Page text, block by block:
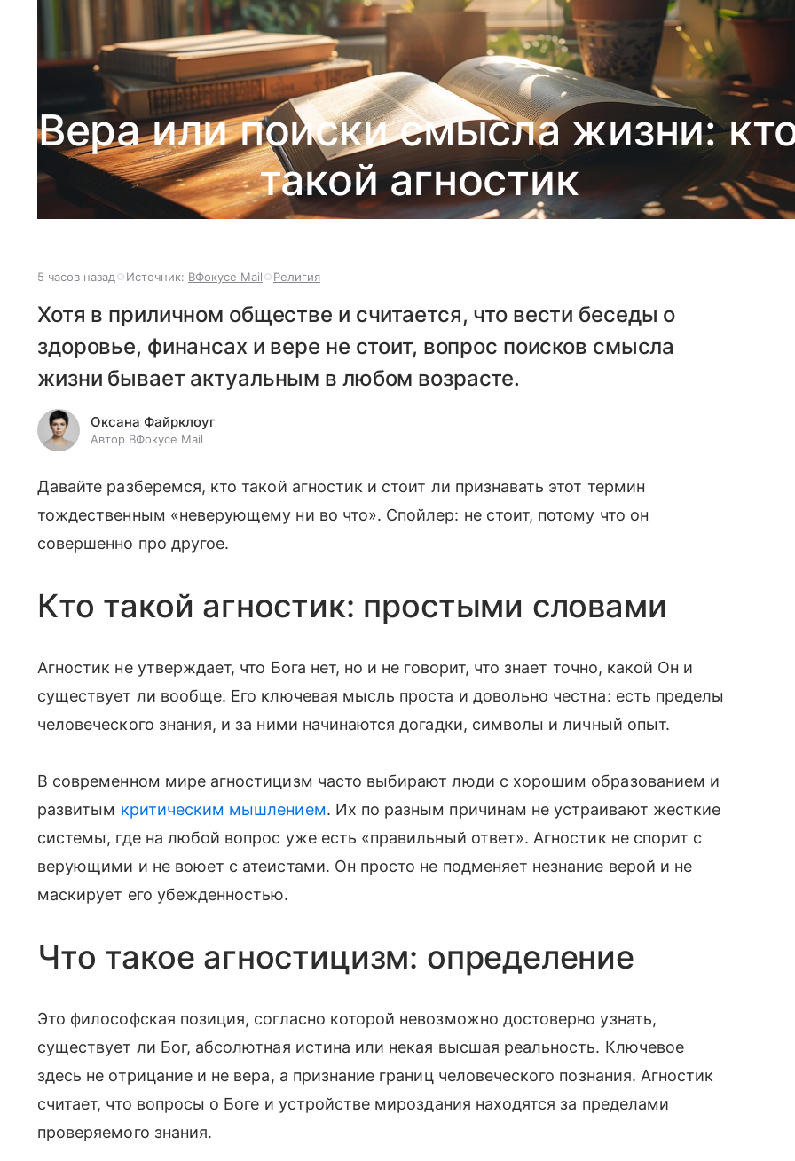
Вера или поиски смысла жизни:
такой агностик
5 часов назад Источник: ВФокусе Mail Религия
Хотя в приличном обществе и считается, что вести беседы о
здоровье, финансах и вере не стоит, вопрос поисков смысла
жизни бывает актуальным в любом возрасте.
Оксана Файрклоуг
Автор ВФокусе Mail
Давайте разберемся, кто такой агностик и стоит ли признавать этот термин
тождественным «неверующему ни во что». Спойлер: не стоит, потому что он
совершенно про другое.
Кто такой агностик: простыми словами
Агностик не утверждает, что Бога нет, но и не говорит, что знает точно, какой Он и
существует ли вообще. Его ключевая мысль проста и довольно честна: есть пределы
человеческого знания, и за ними начинаются догадки, символы и личный опыт.
В современном мире агностицизм часто выбирают люди с хорошим образованием и
развитым критическим мышлением. Их по разным причинам не устраивают жесткие
системы, где на любой вопрос уже есть «правильный ответ». Агностик не спорит с
верующими и не воюет с атеистами. Он просто не подменяет незнание верой и не
маскирует его убежденностью.
Что такое агностицизм: определение
Это философская позиция, согласно которой невозможно достоверно узнать,
существует ли Бог, абсолютная истина или некая высшая реальность. Ключевое
здесь не отрицание и не вера, а признание границ человеческого познания. Агностик
считает, что вопросы о Боге и устройстве мироздания находятся за пределами
проверяемого знания.